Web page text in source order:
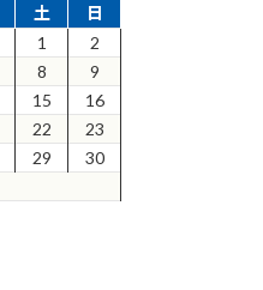
土
日
1
2
8
9
15
16
22
23
29
30